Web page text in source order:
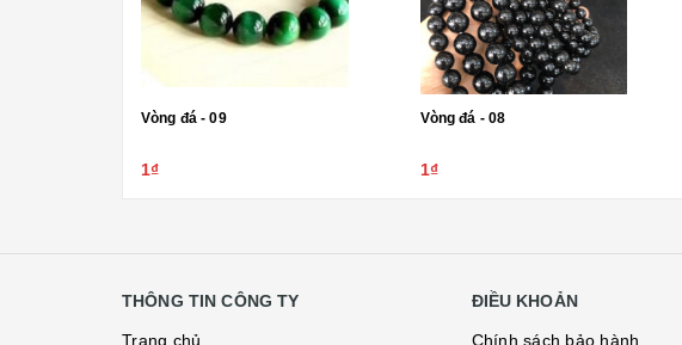
Vòng đá - 09
1₫
Vòng đá - 08
1₫
THÔNG TIN CÔNG TY
Trang chủ
ĐIỀU KHOẢN
Chính sách bảo hành